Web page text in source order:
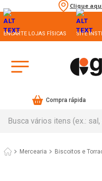
Clique
ENCARTE LOJAS FÍSICAS SITE
Compra rápida
Mercearia Biscoitos e